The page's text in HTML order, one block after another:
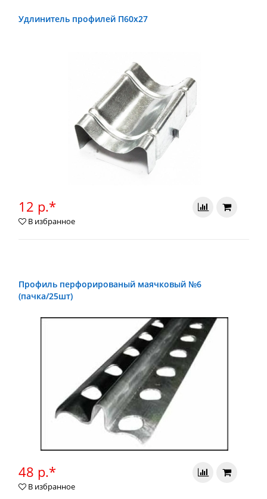
Удлинитель профилей П60х27
12 р.*
В избранное
Профиль перфорированый маячковый №6
(пачка/25шт)
48 р.*
В избранное